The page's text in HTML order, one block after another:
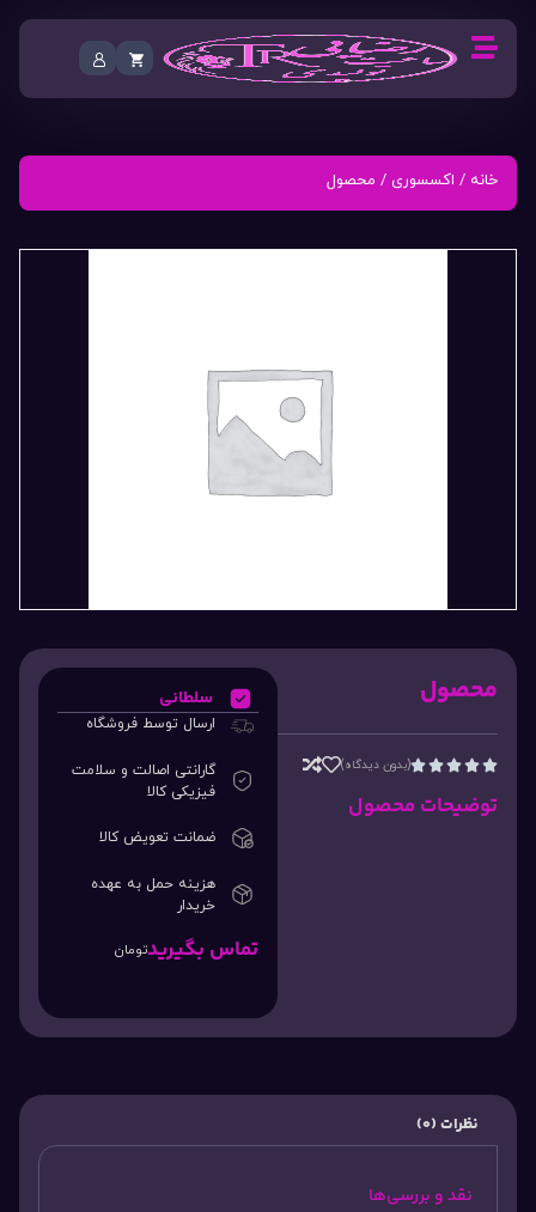
خانه / اکسسوری / محصول
محصول




(بدون دیدگاه)
توضیحات محصول
سلطانی
ارسال توسط فروشگاه
گارانتی اصالت و سلامت
فیزیکی کالا
ضمانت تعویض کالا
هزینه حمل به عهده
خریدار
تماس بگیریدتومان
نظرات (0)
نقد و بررسی‌ها